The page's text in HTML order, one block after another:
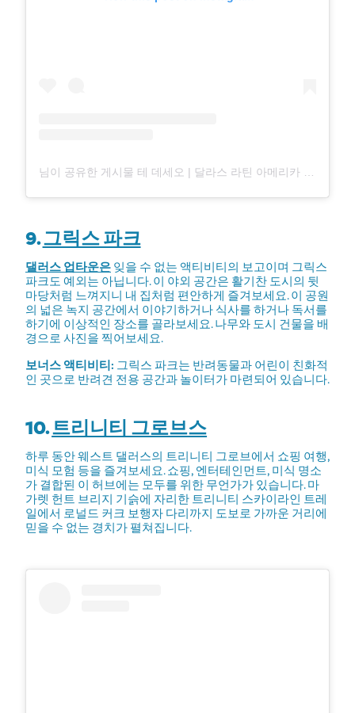
9.그릭스 파크
댈러스 업타운은 잊을 수 없는 액티비티의 보고이며 그릭스
파크도 예외는 아닙니다. 이 야외 공간은 활기찬 도시의 뒷
마당처럼 느껴지니 내 집처럼 편안하게 즐겨보세요. 이 공원
의 넓은 녹지 공간에서 이야기하거나 식사를 하거나 독서를
하기에 이상적인 장소를 골라보세요. 나무와 도시 건물을 배
경으로 사진을 찍어보세요.
보너스 액티비티: 그릭스 파크는 반려동물과 어린이 친화적
인 곳으로 반려견 전용 공간과 놀이터가 마련되어 있습니다.
10.트리니티 그로브스
하루 동안 웨스트 댈러스의 트리니티 그로브에서 쇼핑 여행,
미식 모험 등을 즐겨보세요. 쇼핑, 엔터테인먼트, 미식 명소
가 결합된 이 허브에는 모두를 위한 무언가가 있습니다. 마
가렛 헌트 브리지 기슭에 자리한 트리니티 스카이라인 트레
일에서 로널드 커크 보행자 다리까지 도보로 가까운 거리에
믿을 수 없는 경치가 펼쳐집니다.